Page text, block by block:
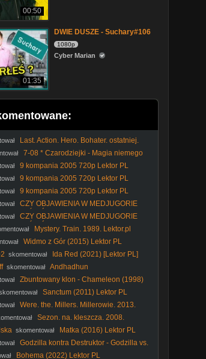
00:50
01:35
DWIE DUSZE - Suchary#106
1080p
Cyber Marian
Last. Action. Hero. Bohater. ostatniej.
7-08 * Czarodziejki - Magia niemego
9 kompania 2005 720p Lektor PL
9 kompania 2005 720p Lektor PL
9 kompania 2005 720p Lektor PL
CZY OBJAWIENIA W MEDJUGORIE
KOŚCIÓŁ? Nie obejrzałeś całego, nie
CZY OBJAWIENIA W MEDJUGORIE
KOŚCIÓŁ? Nie obejrzałeś całego, nie
Mystery. Train. 1989. Lektor.pl
Widmo z Gór (2015) Lektor PL
skomentował
Ida Red (2021) [Lektor PL]
skomentował Andhadhun
Zbuntowany klon - Chameleon (1998)
Sanctum (2011) Lektor PL
Were. the. Millers. Millerowie. 2013.
Sezon. na. kleszcza. 2008.
skomentował Matka (2016) Lektor PL
Godzilla kontra Destruktor - Godzilla vs.
Sci-Fi, 1995) [Lektor PL]
Bohema (2022) Lektor PL